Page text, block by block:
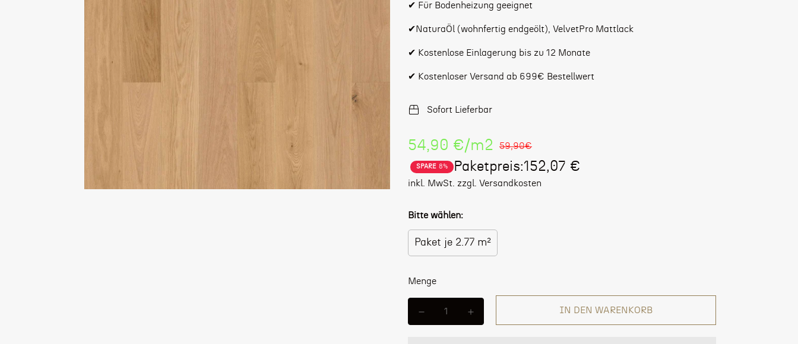
✔ Für Bodenheizung geeignet
✔NaturaÖl (wohnfertig endgeölt), VelvetPro Mattlack
✔ Kostenlose Einlagerung bis zu 12 Monate
✔ Kostenloser Versand ab 699€ Bestellwert
Sofort Lieferbar
Stückpreis
54,90 €/m2 59,90€
SPARE 8%
VerkaufspreisPaketpreis:152,07 €
Regulärer
Preis
inkl. MwSt. zzgl. Versandkosten
Bitte wählen:
Paket je 2.77 m²
Menge
IN DEN WARENKORB